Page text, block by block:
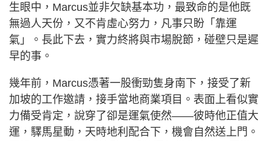
生眼中，Marcus並非欠缺基本功，最致命的是他既
無過人天份，又不肯虛心努力，凡事只盼「靠運
氣」。長此下去，實力終將與市場脫節，碰壁只是遲
早的事。
幾年前，Marcus憑著一股衝勁隻身南下，接受了新
加坡的工作邀請，接手當地商業項目。表面上看似實
力備受肯定，說穿了卻是運氣使然——彼時他正值大
運，驛馬星動，天時地利配合下，機會自然送上門。